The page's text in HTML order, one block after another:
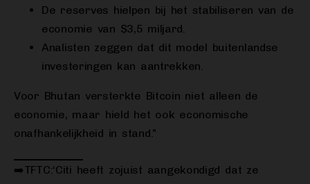
De reserves hielpen bij het stabiliseren van de
economie van $3,5 miljard.
Analisten zeggen dat dit model buitenlandse
investeringen kan aantrekken.
Voor Bhutan versterkte Bitcoin niet alleen de
economie, maar hield het ook economische
onafhankelijkheid in stand.”
➡️TFTC:‘Citi heeft zojuist aangekondigd dat ze